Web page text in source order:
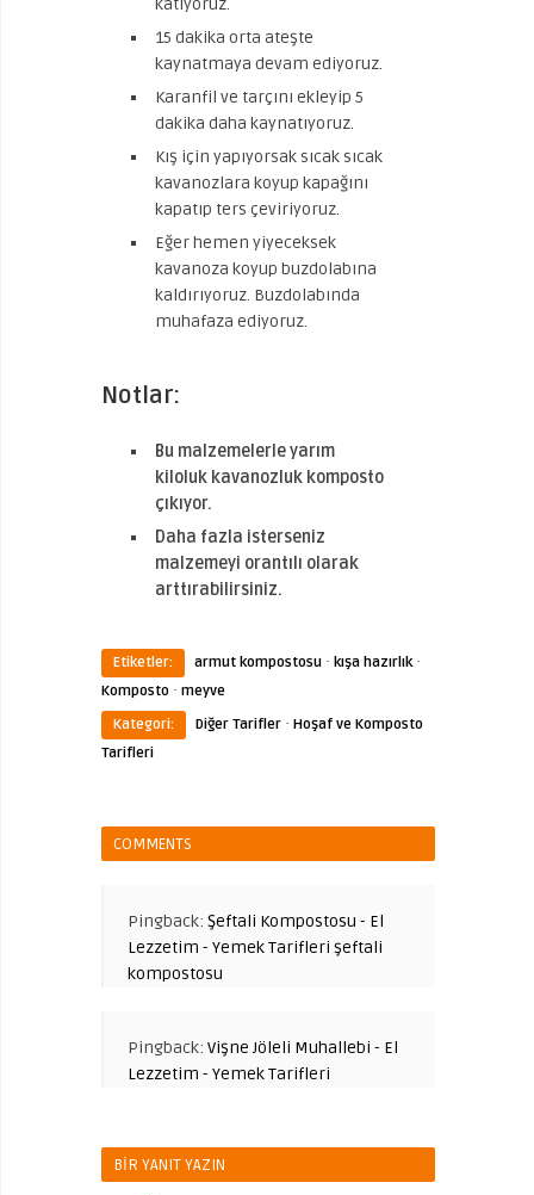
katıyoruz.
15 dakika orta ateşte
kaynatmaya devam ediyoruz.
Karanfil ve tarçını ekleyip 5
dakika daha kaynatıyoruz.
Kış için yapıyorsak sıcak sıcak
kavanozlara koyup kapağını
kapatıp ters çeviriyoruz.
Eğer hemen yiyeceksek
kavanoza koyup buzdolabına
kaldırıyoruz. Buzdolabında
muhafaza ediyoruz.
Notlar:
Bu malzemelerle yarım
kiloluk kavanozluk komposto
çıkıyor.
Daha fazla isterseniz
malzemeyi orantılı olarak
arttırabilirsiniz.
Etiketler: armut kompostosu · kışa hazırlık·
Komposto · meyve
Kategori:
Diğer Tarifler · Hoşaf ve Komposto
Tarifleri
COMMENTS
Pingback: Şeftali Kompostosu - El
Lezzetim - Yemek Tarifleri şeftali
kompostosu
Pingback: Vişne Jöleli Muhallebi - El
Lezzetim - Yemek Tarifleri
BIR YANIT YAZIN